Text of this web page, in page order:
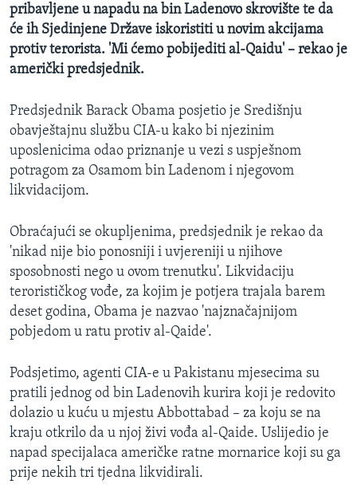
Jezici
pribavljene u napadu na bin Ladenovo skrovište te da
će ih Sjedinjene Države iskoristiti u novim akcijama
protiv terorista. 'Mi ćemo pobijediti al-Qaidu' – rekao je
američki predsjednik.
Predsjednik Barack Obama posjetio je Središnju
obavještajnu službu CIA-u kako bi njezinim
uposlenicima odao priznanje u vezi s uspješnom
potragom za Osamom bin Ladenom i njegovom
likvidacijom.
Obraćajući se okupljenima, predsjednik je rekao da
'nikad nije bio ponosniji i uvjereniji u njihove
sposobnosti nego u ovom trenutku'. Likvidaciju
terorističkog vođe, za kojim je potjera trajala barem
deset godina, Obama je nazvao 'najznačajnijom
pobjedom u ratu protiv al-Qaide'.
Podsjetimo, agenti CIA-e u Pakistanu mjesecima su
pratili jednog od bin Ladenovih kurira koji je redovito
dolazio u kuću u mjestu Abbottabad – za koju se na
kraju otkrilo da u njoj živi vođa al-Qaide. Uslijedio je
napad specijalaca američke ratne mornarice koji su ga
prije nekih tri tjedna likvidirali.